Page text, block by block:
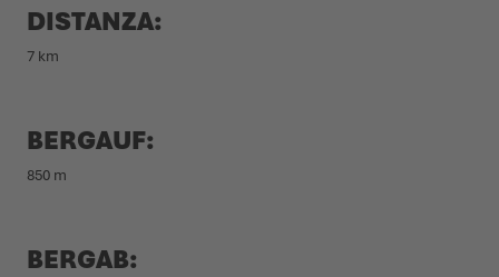
DISTANZA:
7 km
BERGAUF:
850 m
BERGAB: